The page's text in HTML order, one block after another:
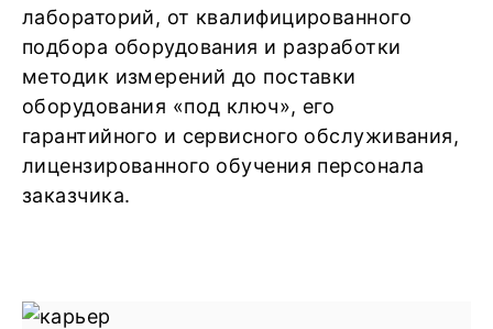
лабораторий, от квалифицированного
подбора оборудования и разработки
методик измерений до поставки
оборудования «под ключ», его
гарантийного и сервисного обслуживания,
лицензированного обучения персонала
заказчика.